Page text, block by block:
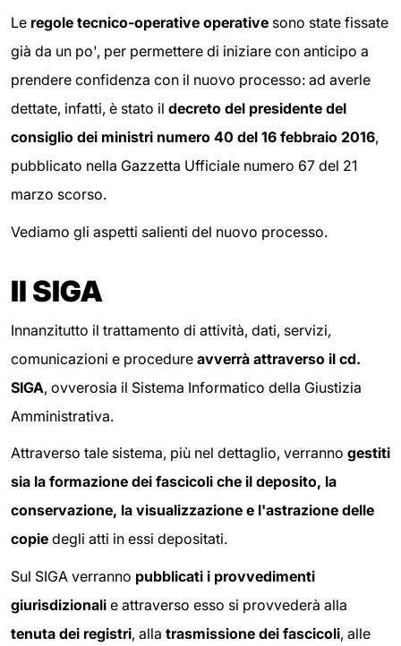
Le regole tecnico-operative operative sono state fissate
già da un po', per permettere di iniziare con anticipo a
prendere confidenza con il nuovo processo: ad averle
dettate, infatti, è stato il decreto del presidente del
consiglio dei ministri numero 40 del 16 febbraio 2016,
pubblicato nella Gazzetta Ufficiale numero 67 del 21
marzo scorso.
Vediamo gli aspetti salienti del nuovo processo.
Il SIGA
Innanzitutto il trattamento di attività, dati, servizi,
comunicazioni e procedure avverrà attraverso il cd.
SIGA, ovverosia il Sistema Informatico della Giustizia
Amministrativa.
Attraverso tale sistema, più nel dettaglio, verranno gestiti
sia la formazione dei fascicoli che il deposito, la
conservazione, la visualizzazione e l'astrazione delle
copie degli atti in essi depositati.
Sul SIGA verranno pubblicati i provvedimenti
giurisdizionali e attraverso esso si provvederà alla
tenuta dei registri, alla trasmissione dei fascicoli, alle